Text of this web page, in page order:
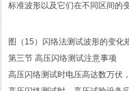
标准波形以及它们在不同区间的
图（15）闪络法测试波形的变化
第三节 高压闪络测试注意事项
高压闪络测试时电压高达数万伏